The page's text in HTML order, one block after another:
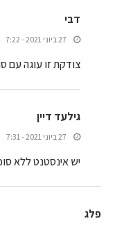
דבי
27 ביוני 2021 - 7:22
צודקת זו עוגה עם
גילעד דיין
27 ביוני 2021 - 7:31
יש אינסטנט ללא
פלג